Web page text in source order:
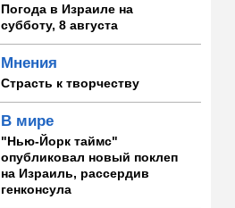
Погода в Израиле на
субботу, 8 августа
Мнения
Страсть к творчеству
В мире
"Нью-Йорк таймс"
опубликовал новый поклеп
на Израиль, рассердив
генконсула